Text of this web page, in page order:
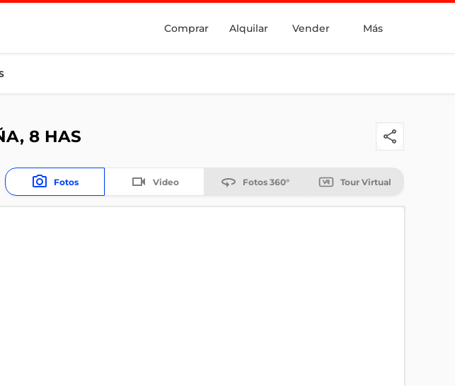
Comprar Alquilar Vender Más
8 HAS
Fotos Video Fotos 360° Tour Virtual